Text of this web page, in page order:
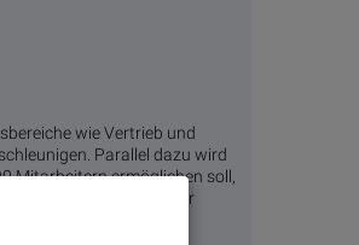
wie Vertrieb und
Parallel dazu wird
Mitarbeitern ermöglichen soll,
sind. Die aus dieser
einfließen.